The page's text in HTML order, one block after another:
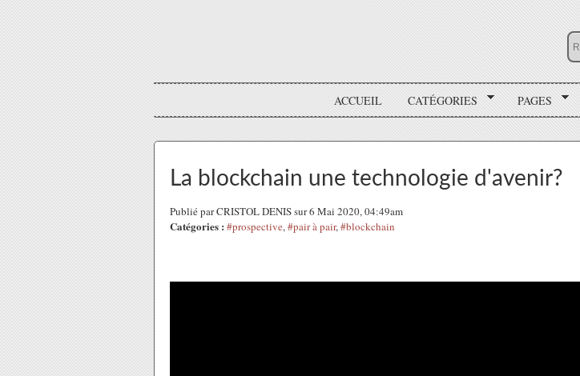
ACCUEIL CATÉGORIES PAGES
La blockchain une technologie d'avenir?
Publié par CRISTOL DENIS sur 6 Mai 2020, 04:49am
Catégories : #prospective,#pair à pair,#blockchain